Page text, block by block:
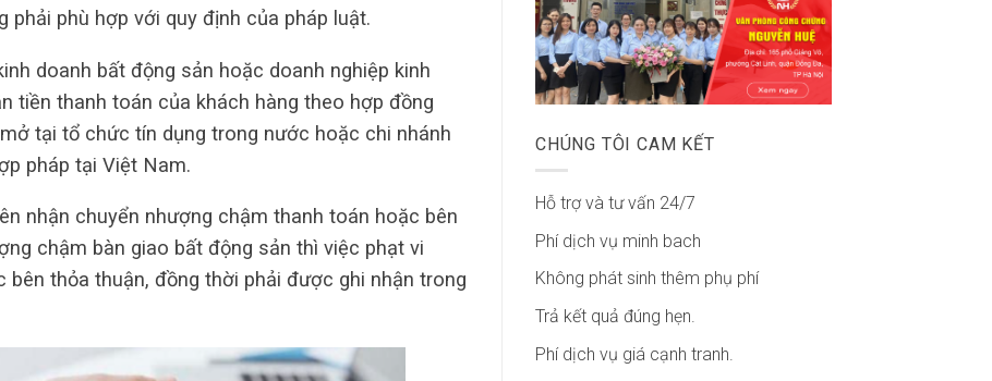
phù hợp với quy định của pháp luật.
doanh bất động sản hoặc doanh nghiệp kinh
tiền thanh toán của khách hàng theo hợp đồng
tại tổ chức tín dụng trong nước hoặc chi nhánh
pháp tại Việt Nam.
nhận chuyển nhượng chậm thanh toán hoặc bên
chậm bàn giao bất động sản thì việc phạt vi
thỏa thuận, đồng thời phải được ghi nhận trong
CHÚNG TÔI CAM KẾT
Hỗ trợ và tư vấn 24/7
Phí dịch vụ minh bach
Không phát sinh thêm phụ phí
Trả kết quả đúng hẹn.
Phí dịch vụ giá cạnh tranh.